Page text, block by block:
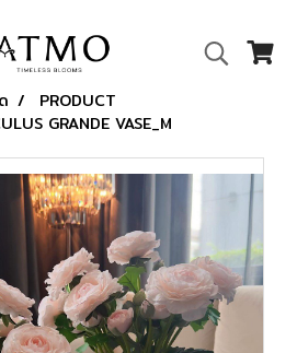
PRODUCT
GRANDE VASE_M